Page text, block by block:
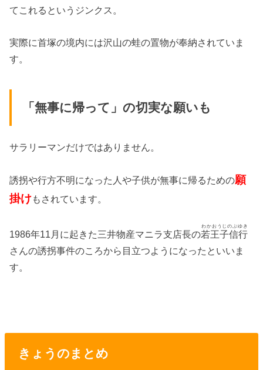
てこれるというジンクス。
実際に首塚の境内には沢山の蛙の置物が奉納されていま
す。
「無事に帰って」の切実な願いも
サラリーマンだけではありません。
誘拐や行方不明になった人や子供が無事に帰るための願
掛けもされています。
1986年11月に起きた三井物産マニラ支店長の若王子信行
わかおうじのぶゆき
さんの誘拐事件のころから目立つようになったといいま
す。
きょうのまとめ